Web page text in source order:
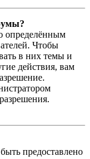
определённым
Чтобы
в них темы и
действия, вам
предоставлено